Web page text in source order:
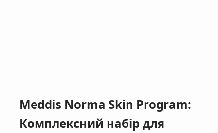
Meddis Norma Skin Program:
Комплексний набір для